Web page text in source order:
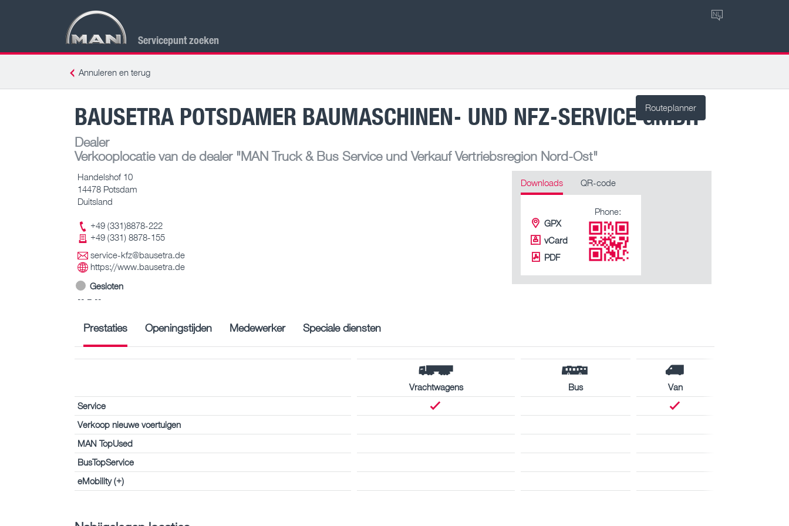
Servicepunt zoeken
NL
Annuleren en terug
Routeplanner
BAUSETRA POTSDAMER BAUMASCHINEN- UND NFZ-SERVICE GMBH
Dealer
Verkooplocatie van de dealer"MAN Truck & Bus Service und Verkauf Vertriebsregion Nord-Ost"
Handelshof 10
14478 Potsdam
Duitsland
+49 (331)8878-222
+49 (331) 8878-155
service-kfz@bausetra.de
https://www.bausetra.de
Gesloten
-- – --
Downloads QR-code
GPX
vCard
PDF
Phone:
Prestaties Openingstijden Medewerker Speciale diensten
Vrachtwagens Bus
Van
Service
Verkoop nieuwe voertuigen
MAN TopUsed
BusTopService
eMobility (+)